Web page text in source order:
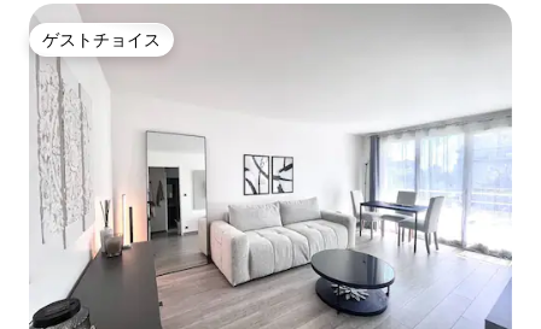
ゲストチョイス
ゲストチョイス